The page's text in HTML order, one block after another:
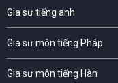
Gia sư tiếng anh
Gia sư môn tiếng Pháp
Gia sư môn tiếng Hàn